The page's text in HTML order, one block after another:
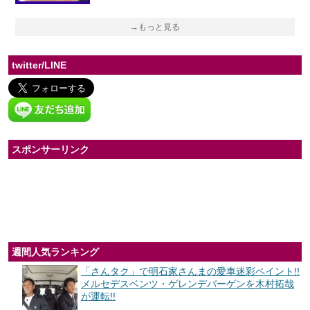
→もっと見る
twitter/LINE
スポンサーリンク
週間人気ランキング
「さんタク」で明石家さんまの愛車迷彩ペイント!!
メルセデスベンツ・ゲレンデバーゲンを木村拓哉
が運転!!